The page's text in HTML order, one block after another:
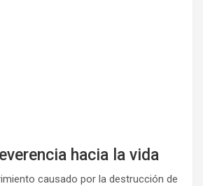
hacia la vida
causado por la destrucción de